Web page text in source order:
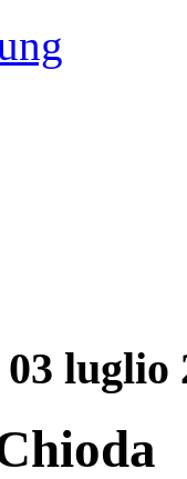
03 luglio